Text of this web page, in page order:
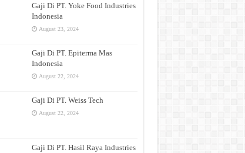
Gaji Di PT. Yoke Food Industries
Indonesia
August 23, 2024
Gaji Di PT. Epiterma Mas
Indonesia
August 22, 2024
Gaji Di PT. Weiss Tech
August 22, 2024
Gaji Di PT. Hasil Raya Industries